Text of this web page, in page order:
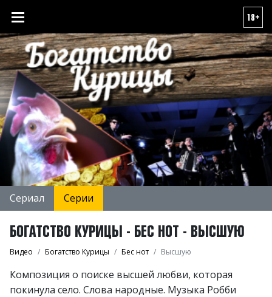
18+
Сериал Серии
БОГАТСТВО КУРИЦЫ - БЕС НОТ - ВЫСШУЮ
Видео Богатство Курицы Бес нот Высшую
Композиция о поиске высшей любви, которая
покинула село. Слова народные. Музыка Робби